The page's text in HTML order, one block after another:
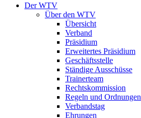
Der WTV
Über den WTV
Übersicht
Verband
Präsidium
Erweitertes Präsidium
Geschäftsstelle
Ständige Ausschüsse
Trainerteam
Rechtskommission
Regeln und Ordnungen
Verbandstag
Ehrungen